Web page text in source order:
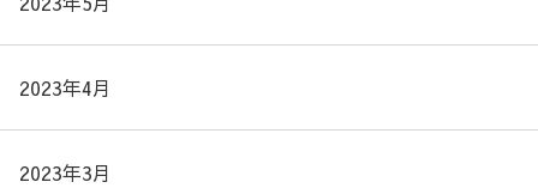
2023年4月
2023年3月